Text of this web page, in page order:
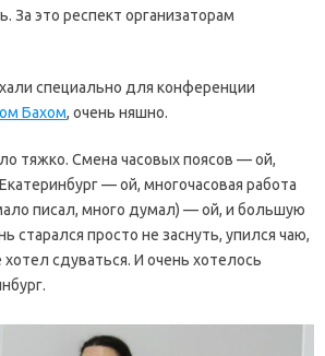
За это респект организаторам
специально для конференции
Бахом, очень няшно.
тяжко. Смена часовых поясов — ой,
— ой, многочасовая работа
писал, много думал) — ой, и большую
старался просто не заснуть, упился чаю,
сдуваться. И очень хотелось